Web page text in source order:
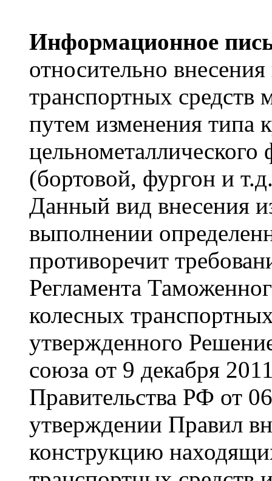
Информационное
относительно
транспортных
путем изменения типа
цельнометаллического
(бортовой, фургон и
Данный вид внесения
выполнении
противоречит
Регламента
колесных
утвержденного
союза от 9 декабря
Правительства РФ от
утверждении Правил
конструкцию